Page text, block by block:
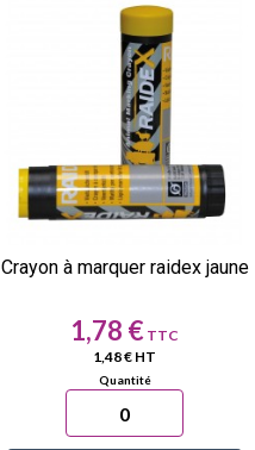
Crayon à marquer raidex jaune
Prix
1,78 €
1,48 € HT